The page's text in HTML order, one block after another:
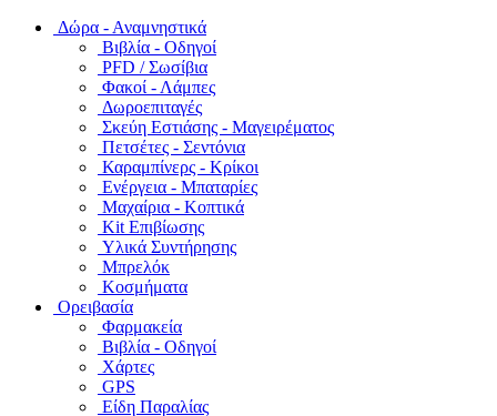
Δώρα - Αναμνηστικά
Βιβλία - Οδηγοί
PFD / Σωσίβια
Φακοί - Λάμπες
Δωροεπιταγές
Σκεύη Εστιάσης - Μαγειρέματος
Πετσέτες - Σεντόνια
Καραμπίνερς - Κρίκοι
Ενέργεια - Μπαταρίες
Μαχαίρια - Κοπτικά
Kit Επιβίωσης
Υλικά Συντήρησης
Μπρελόκ
Κοσμήματα
Ορειβασία
Φαρμακεία
Βιβλία - Οδηγοί
Χάρτες
GPS
Είδη Παραλίας